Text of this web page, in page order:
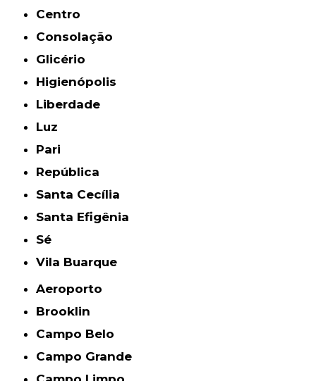
Centro
Consolação
Glicério
Higienópolis
Liberdade
Luz
Pari
República
Santa Cecília
Santa Efigênia
Sé
Vila Buarque
Aeroporto
Brooklin
Campo Belo
Campo Grande